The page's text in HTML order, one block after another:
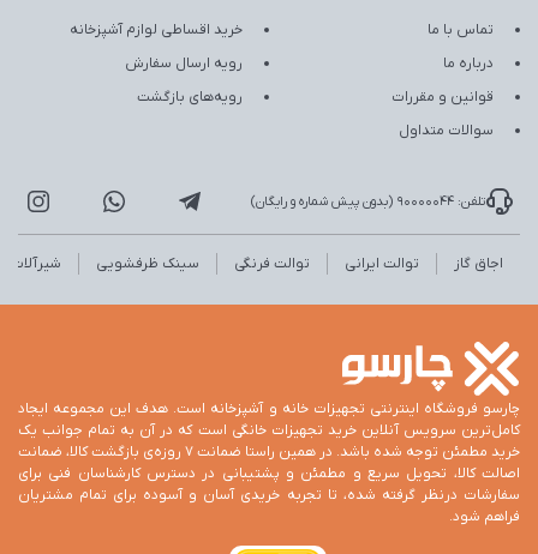
تماس با ما
درباره ما
قوانین و مقررات
سوالات متداول
خرید اقساطی لوازم آشپزخانه
رویه ارسال سفارش
رویه‌های بازگشت
تلفن: 90000044 (بدون پیش شماره و رایگان)
اجاق گاز توالت ایرانی توالت فرنگی سینک ظرفشویی شیرآلات
چارسو فروشگاه اینترنتی تجهیزات خانه و آشپزخانه است. هدف این مجموعه ایجاد
کامل‌ترین سرویس آنلاین خرید تجهیزات خانگی است که در آن به تمام جوانب یک
خرید مطمئن توجه شده باشد. در همین راستا ضمانت 7 روزه‌ی بازگشت کالا، ضمانت
اصالت کالا، تحویل سریع و مطمئن و پشتیبانی در دسترس کارشناسان فنی برای
سفارشات درنظر گرفته شده، تا تجربه خریدی آسان و آسوده برای تمام مشتریان
فراهم شود.